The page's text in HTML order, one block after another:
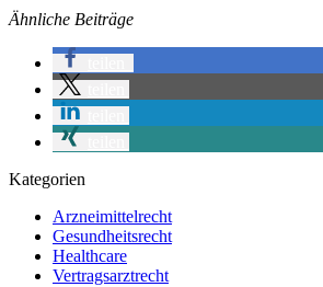
Ähnliche Beiträge
Kategorien
Arzneimittelrecht
Gesundheitsrecht
Healthcare
Vertragsarztrecht